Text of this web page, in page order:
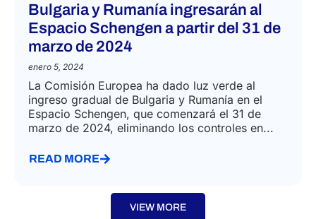
Bulgaria y Rumanía ingresarán al
Espacio Schengen a partir del 31 de
marzo de 2024
enero 5, 2024
La Comisión Europea ha dado luz verde al
ingreso gradual de Bulgaria y Rumanía en el
Espacio Schengen, que comenzará el 31 de
marzo de 2024, eliminando los controles en...
READ MORE
VIEW MORE